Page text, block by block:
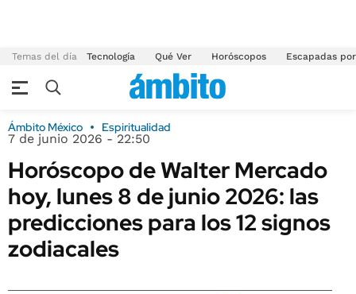
Temas del día Tecnología Qué Ver Horóscopos Escapadas
Ámbito México Espiritualidad
7 de junio 2026 - 22:50
Horóscopo de Walter Mercado
hoy, lunes 8 de junio 2026: las
predicciones para los 12 signos
zodiacales